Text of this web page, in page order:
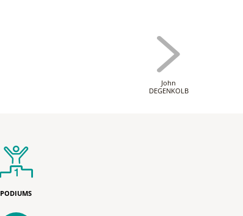
John
DEGENKOLB
PODIUMS